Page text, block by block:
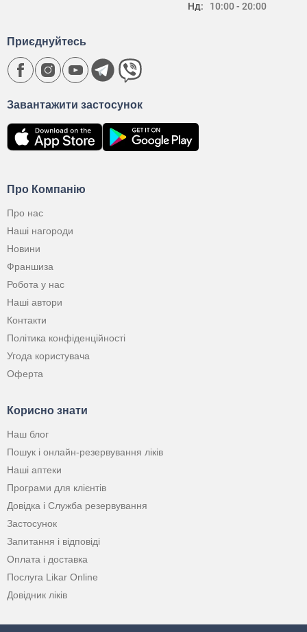
Нд:
10:00 - 20:00
Про Компанію
Про нас
Наші нагороди
Новини
Франшиза
Робота у нас
Наші автори
Контакти
Політика конфіденційності
Угода користувача
Оферта
Корисно знати
Наш блог
Пошук і онлайн-резервування ліків
Наші аптеки
Програми для клієнтів
Довідка і Служба резервування
Застосунок
Запитання і відповіді
Оплата і доставка
Послуга Likar Online
Довідник ліків
Завантажити застосунок
Приєднуйтесь